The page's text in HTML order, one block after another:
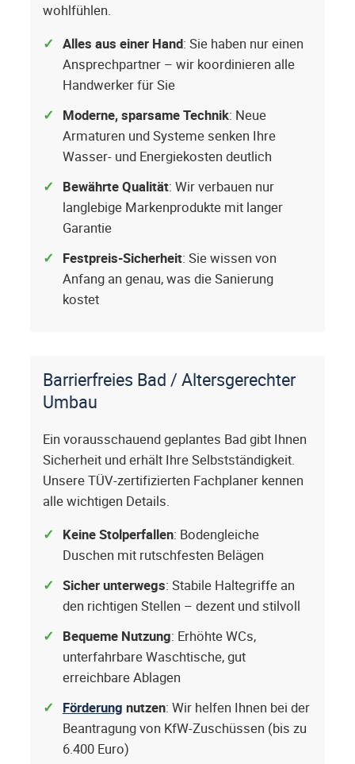
wohlfühlen.
Alles aus einer Hand: Sie haben nur einen
Ansprechpartner – wir koordinieren alle
Handwerker für Sie
Moderne, sparsame Technik: Neue
Armaturen und Systeme senken Ihre
Wasser- und Energiekosten deutlich
Bewährte Qualität: Wir verbauen nur
langlebige Markenprodukte mit langer
Garantie
Festpreis-Sicherheit: Sie wissen von
Anfang an genau, was die Sanierung
kostet
Barrierfreies Bad / Altersgerechter
Umbau
Ein vorausschauend geplantes Bad gibt Ihnen
Sicherheit und erhält Ihre Selbstständigkeit.
Unsere TÜV-zertifizierten Fachplaner kennen
alle wichtigen Details.
Keine Stolperfallen: Bodengleiche
Duschen mit rutschfesten Belägen
Sicher unterwegs: Stabile Haltegriffe an
den richtigen Stellen – dezent und stilvoll
Bequeme Nutzung: Erhöhte WCs,
unterfahrbare Waschtische, gut
erreichbare Ablagen
Förderung nutzen: Wir helfen Ihnen bei der
Beantragung von KfW-Zuschüssen (bis zu
6.400 Euro)